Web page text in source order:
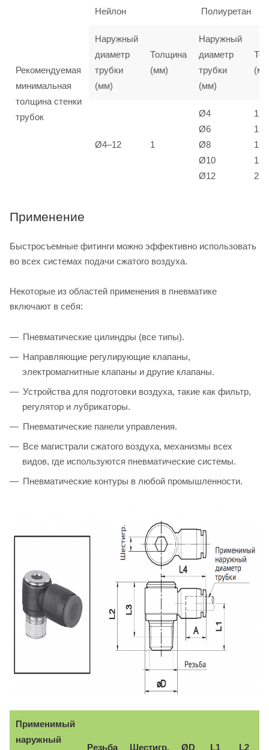
Рекомендуемая
минимальная
толщина стенки
трубок
Нейлон Полиуретан
Наружный
диаметр
трубки
(мм)
Толщина
(мм)
Наружный
диаметр
трубки
(мм)
Ø4–12 1
Ø4
Ø6
Ø8
Ø10
Ø12
1
1
1,5
1,5
2
Применение
Быстросъемные фитинги можно эффективно использовать
во всех системах подачи сжатого воздуха.
Некоторые из областей применения в пневматике
включают в себя:
Пневматические цилиндры (все типы).
Направляющие регулирующие клапаны,
электромагнитные клапаны и другие клапаны.
Устройства для подготовки воздуха, такие как фильтр,
регулятор и лубрикаторы.
Пневматические панели управления.
Все магистрали сжатого воздуха, механизмы всех
видов, где используются пневматические системы.
Пневматические контуры в любой промышленности.
Применимый
наружный
Резьба Шестигр. ØD L1 L2